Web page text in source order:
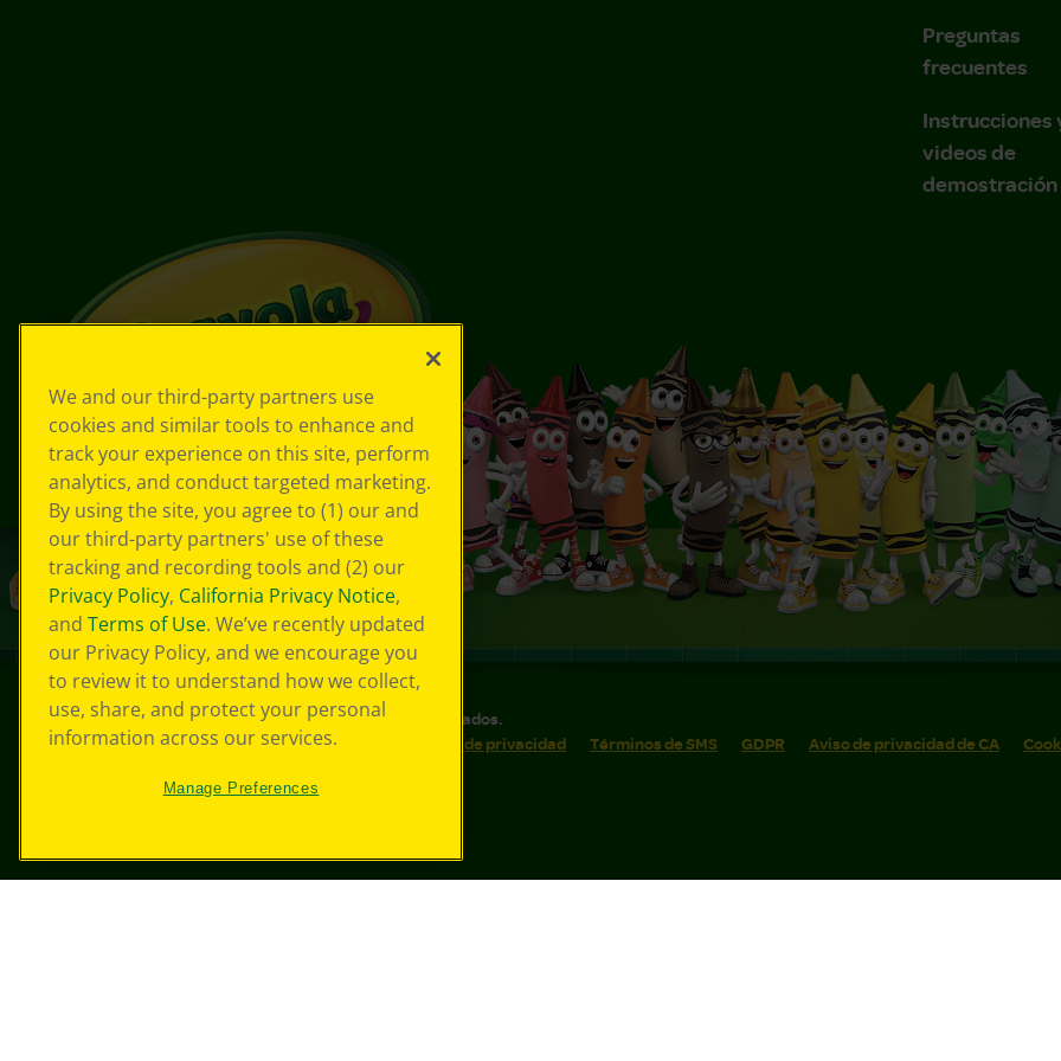
Preguntas
frecuentes
Instrucciones
videos de
demostración
© 2026 Crayola® Todos los derechos reservados.
Sus opciones de privacidad
Política de privacidad Términos de SMS GDPR Aviso de privacidad de CA
We and our third-party partners use
cookies and similar tools to enhance and
track your experience on this site, perform
analytics, and conduct targeted marketing.
By using the site, you agree to (1) our and
our third-party partners' use of these
tracking and recording tools and (2) our
Privacy Policy, California Privacy Notice,
and Terms of Use. We’ve recently updated
our Privacy Policy, and we encourage you
to review it to understand how we collect,
use, share, and protect your personal
information across our services.
Manage Preferences